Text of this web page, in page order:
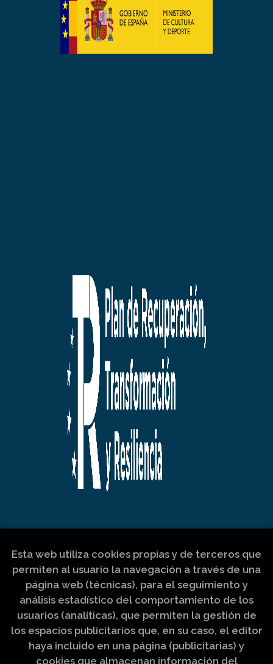
Esta web utiliza cookies propias y de terceros que
permiten al usuario la navegación a través de una
página web (técnicas), para el seguimiento y
análisis estadístico del comportamiento de los
usuarios (analíticas), que permiten la gestión de
los espacios publicitarios que, en su caso, el editor
haya incluido en una página (publicitarias) y
cookies que almacenan información del